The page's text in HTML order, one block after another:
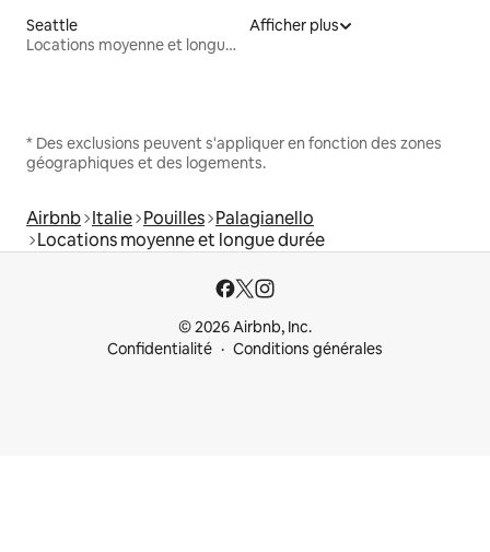
Seattle
Locations moyenne et longue durée
Afficher plus
* Des exclusions peuvent s'appliquer en fonction des zones
géographiques et des logements.
Airbnb Italie Pouilles Palagianello
Locations moyenne et longue durée
© 2026 Airbnb, Inc.
Confidentialité
Conditions générales